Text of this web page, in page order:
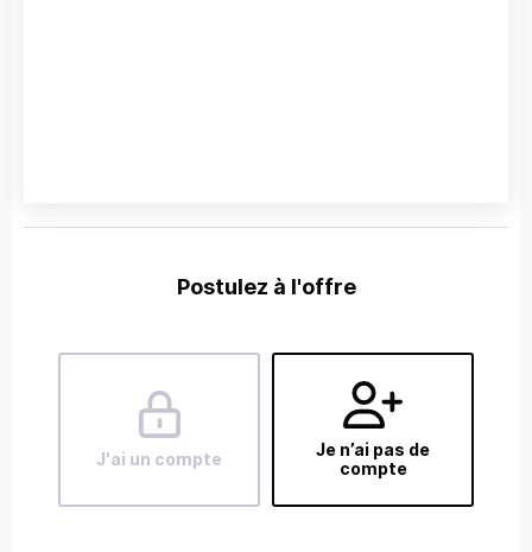
Postulez à l'offre
J'ai un compte
Je n’ai pas de
compte